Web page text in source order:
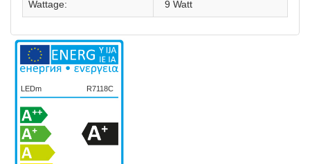
Wattage: 9 Watt
R7118C
LEDm